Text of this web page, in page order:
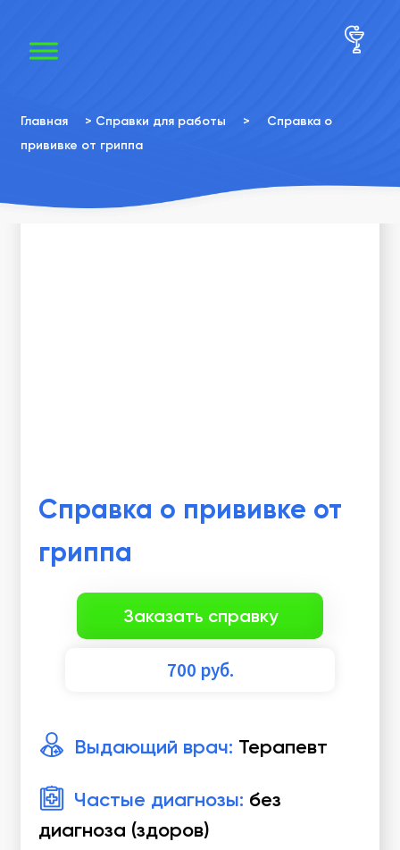
Главная > Справки для работы >
Справка о
прививке от гриппа
Справка о прививке от
гриппа
Заказать справку
700 руб.
Выдающий врач: Терапевт
Частые диагнозы: без
диагноза (здоров)